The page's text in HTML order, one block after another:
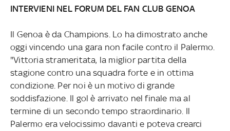
INTERVIENI NEL FORUM DEL FAN CLUB GENOA
Il Genoa è da Champions. Lo ha dimostrato anche
oggi vincendo una gara non facile contro il Palermo.
"Vittoria strameritata, la miglior partita della
stagione contro una squadra forte e in ottima
condizione. Per noi è un motivo di grande
soddisfazione. Il gol è arrivato nel finale ma al
termine di un secondo tempo straordinario. Il
Palermo era velocissimo davanti e poteva crearci